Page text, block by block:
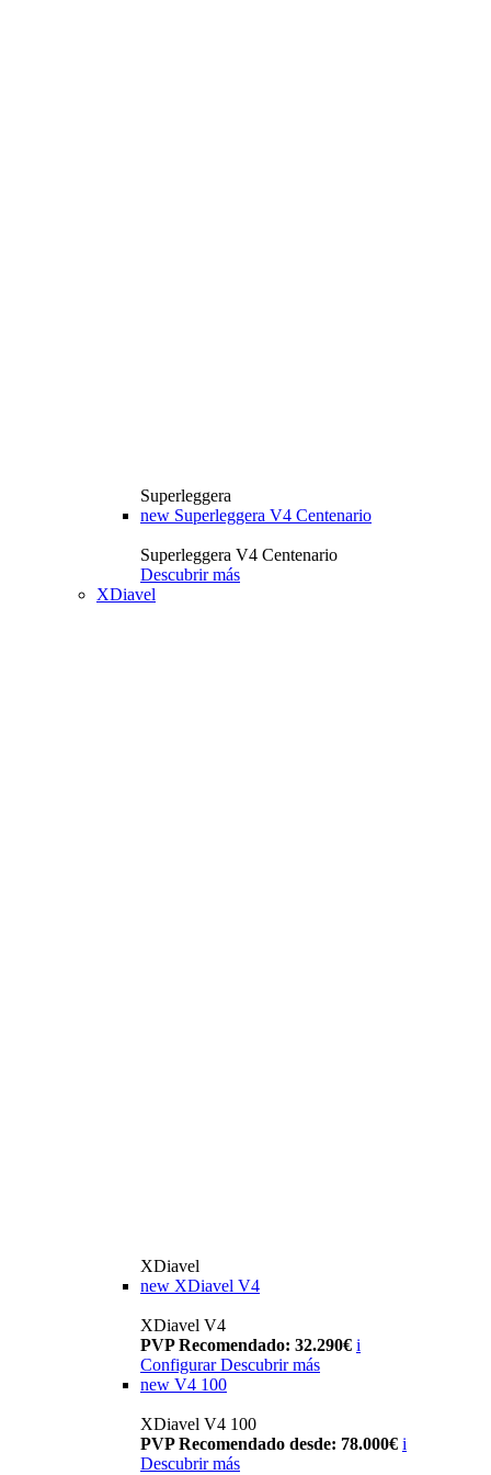
Superleggera
new Superleggera V4 Centenario
Superleggera V4 Centenario
Descubrir más
XDiavel
XDiavel
new XDiavel V4
XDiavel V4
PVP Recomendado: 32.290€ i
Configurar Descubrir más
new V4 100
XDiavel V4 100
PVP Recomendado desde: 78.000€ i
Descubrir más